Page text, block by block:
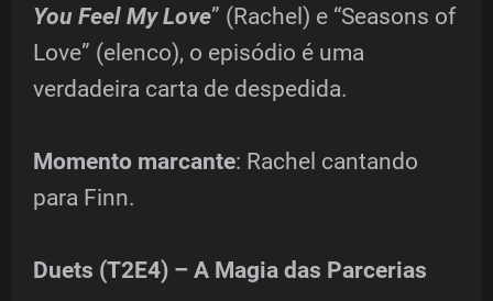
You Feel My Love” (Rachel) e “Seasons of
Love” (elenco), o episódio é uma
verdadeira carta de despedida.
Momento marcante: Rachel cantando
para Finn.
Duets (T2E4) – A Magia das Parcerias